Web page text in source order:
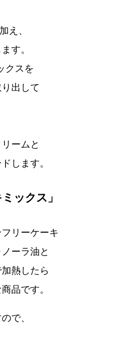
、
す。
クスを
出して
ームと
します。
ックス」
リーケーキ
ーラ油と
熱したら
品です。
で、